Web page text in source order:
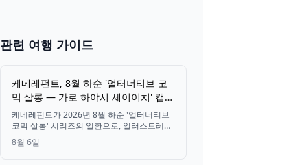
🎆 마츠리 &
축제
티켓 보기
관련 여행 가이드
케네레펀트, 8월 하순 '얼터너티브 코
믹 살롱 — 가로 하야시 세이이치' 캡슐
토이 컬렉션 출시
케네레펀트가 2026년 8월 하순 '얼터너티브
코믹 살롱' 시리즈의 일환으로, 일러스트레이
터이자 만화가인 하야시 세이이치의 서정적
인 작품 세계를 담은 새로운 캡슐 토이 라인업
8월 6일